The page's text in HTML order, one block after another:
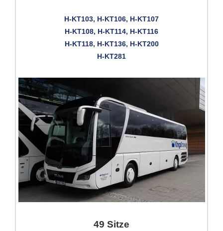
H-KT103, H-KT106, H-KT107
H-KT108, H-KT114, H-KT116
H-KT118, H-KT136, H-KT200
H-KT281
49 Sitze